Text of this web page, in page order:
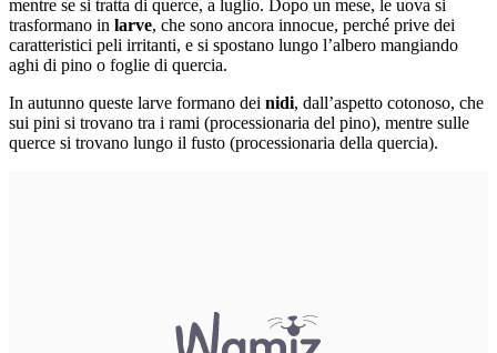
mentre se si tratta di querce, a luglio. Dopo un mese, le uova si
trasformano in larve, che sono ancora innocue, perché prive dei
caratteristici peli irritanti, e si spostano lungo l’albero mangiando
aghi di pino o foglie di quercia.
In autunno queste larve formano dei nidi, dall’aspetto cotonoso, che
sui pini si trovano tra i rami (processionaria del pino), mentre sulle
querce si trovano lungo il fusto (processionaria della quercia).